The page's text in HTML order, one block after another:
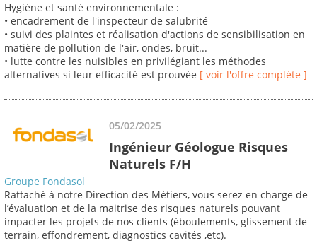
Hygiène et santé environnementale :
• encadrement de l'inspecteur de salubrité
• suivi des plaintes et réalisation d'actions de sensibilisation en
matière de pollution de l'air, ondes, bruit...
• lutte contre les nuisibles en privilégiant les méthodes
alternatives si leur efficacité est prouvée [ voir l'offre complète ]
05/02/2025
Ingénieur Géologue Risques
Naturels F/H
Groupe Fondasol
Rattaché à notre Direction des Métiers, vous serez en charge de
l’évaluation et de la maitrise des risques naturels pouvant
impacter les projets de nos clients (éboulements, glissement de
terrain, effondrement, diagnostics cavités ,etc).